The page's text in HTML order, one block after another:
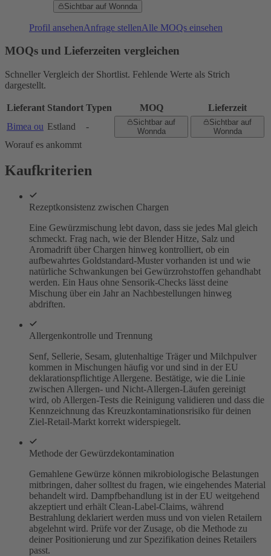
Sichtbar auf Wonnda
Profil ansehenAnfrage stellenAlle MOQs einsehen
MOQs und Lieferzeiten vergleichen
Schneller Vergleich der Shortlist. Fehlende Werte als Strich
dargestellt.
Lieferant Standort Typen MOQ
Lieferzeit
Bimea ou Estland -
Sichtbar auf
Wonnda
Sichtbar auf
Wonnda
Worauf es ankommt
Kaufkriterien
Rezeptkonsistenz zwischen Chargen
Eine Gewürzmischung lebt davon, dass sie jedes Mal gleich
schmeckt. Frag nach, wie der Blender Hitze, Salz und
Aromadrift über Chargen hinweg kontrolliert, ob ein
aufbewahrtes Goldstandard-Muster vorhanden ist und wie
natürliche Schwankungen bei Gewürzrohstoffen gehandhabt
werden. Ein Haus ohne Sensorik-Checks lässt deine
Mischung über ein Jahr an Nachbestellungen hinweg
abdriften.
Allergenkontrolle und Trennung
Senf, Sellerie, Sesam, glutenhaltige Träger und Milchpulver
kommen in Mischungen häufig vor und sind in der EU
deklarationspflichtige Allergene. Bestätige, wie die Linie
zwischen Allergen- und Nicht-Allergen-Läufen gereinigt
wird, ob Allergen-Tests die Reinigung validieren und dass die
Kennzeichnung das Kreuzkontaminationsrisiko für deinen
Ziel-Retail-Markt korrekt widerspiegelt.
Methode der Gewürzdekontamination
Gemahlene Gewürze können mikrobiologische Belastungen
mitbringen, daher solltest du fragen, wie eingehendes Material
behandelt wird. Dampfbehandlung ist in der EU weitgehend
akzeptiert und erhält Clean-Label-Claims, während
Bestrahlung deklariert werden muss und von vielen Retailern
abgelehnt wird. Prüfe vor der Zusage, ob die Methode zu
deiner Positionierung und zur Spezifikation deines Retailers
passt.